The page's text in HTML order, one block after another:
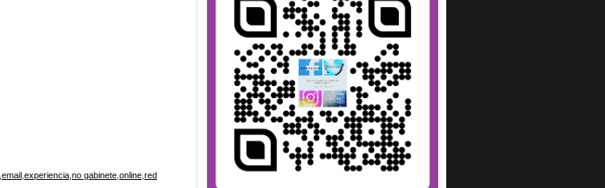
email experiencia no gabinete online red